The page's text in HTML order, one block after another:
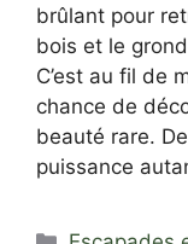
brûlant pour
bois et le
C’est au fil de
chance de
beauté rare.
puissance
Catégories